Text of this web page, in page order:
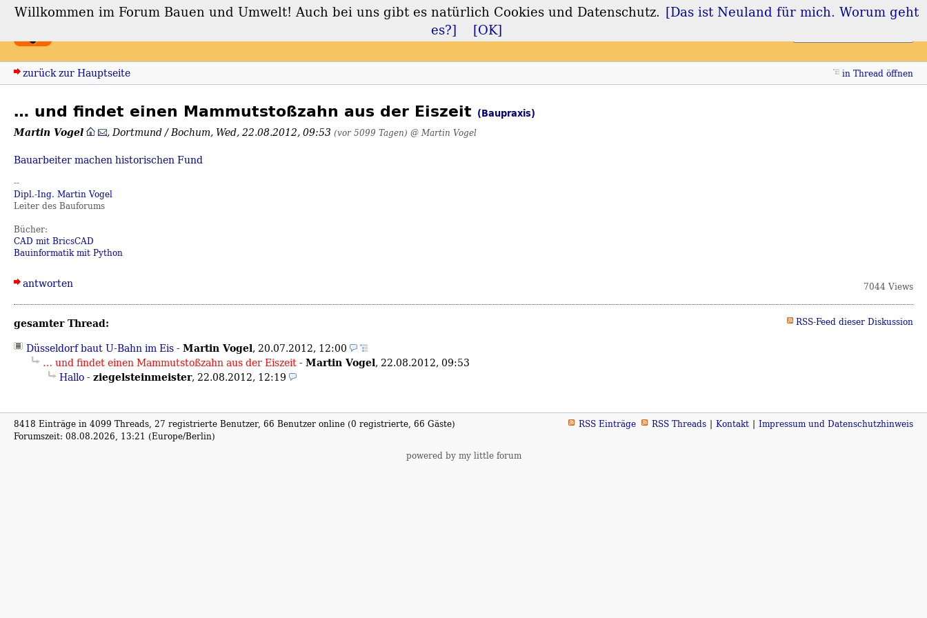
Forum Bauen und Umwelt Login Registrieren
zurück zur Hauptseite in Thread öffnen
… und findet einen Mammutstoßzahn aus der Eiszeit (Baupraxis)
Martin Vogel ,Dortmund / Bochum, Wed, 22.08.2012, 09:53 (vor 5099 Tagen) @ Martin Vogel
Bauarbeiter machen historischen Fund
--
Dipl.-Ing. Martin Vogel
Leiter des Bauforums
Bücher:
CAD mit BricsCAD
Bauinformatik mit Python
antworten 7044 Views
gesamter Thread: RSS-Feed dieser Diskussion
Düsseldorf baut U-Bahn im Eis- Martin Vogel, 20.07.2012, 12:00
… und findet einen Mammutstoßzahn aus der Eiszeit- Martin Vogel, 22.08.2012, 09:53
Hallo- ziegelsteinmeister, 22.08.2012, 12:19
8418 Einträge in 4099 Threads, 27 registrierte Benutzer, 66 Benutzer online (0 registrierte, 66 Gäste)
Forumszeit: 08.08.2026, 13:21 (Europe/Berlin)
RSS Einträge RSS Threads Kontakt Impressum und Datenschutzhinweis
powered by my little forum
Willkommen im Forum Bauen und Umwelt! Auch bei uns gibt es natürlich Cookies und Datenschutz. [Das ist Neuland für mich. Worum geht
es?]
[OK]